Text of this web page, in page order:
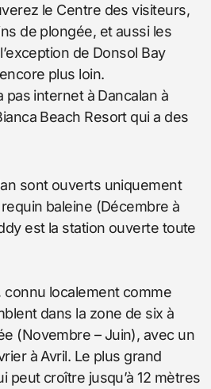
le Centre des visiteurs,
de plongée, et aussi les
de Donsol Bay
plus loin.
pas internet à Dancalan à
Beach Resort qui a des
sont ouverts uniquement
baleine (Décembre à
est la station ouverte toute
connu localement comme
dans la zone de six à
(Novembre – Juin), avec un
à Avril. Le plus grand
peut croître jusqu’à 12 mètres